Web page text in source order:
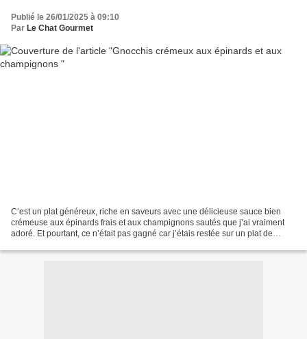
Publié le 26/01/2025 à 09:10
Par Le Chat Gourmet
C’est un plat généreux, riche en saveurs avec une délicieuse sauce bien
crémeuse aux épinards frais et aux champignons sautés que j’ai vraiment
adoré. Et pourtant, ce n’était pas gagné car j’étais restée sur un plat de